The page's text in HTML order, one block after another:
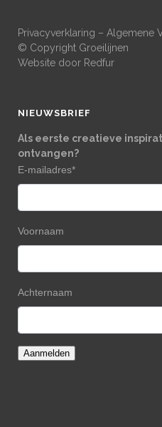
Privacyverklaring – Algemene
© Copyright Groeilijnen
Website door Redfur
NIEUWSBRIEF
Als eerste creatieve
ontvangen?
E-mailadres*
Voornaam
Achternaam
Aanmelden